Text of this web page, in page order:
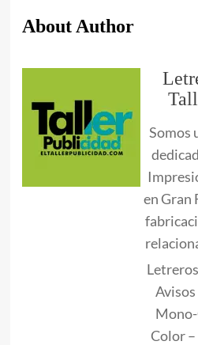
About Author
Somos
en Gran
Avisos
Color